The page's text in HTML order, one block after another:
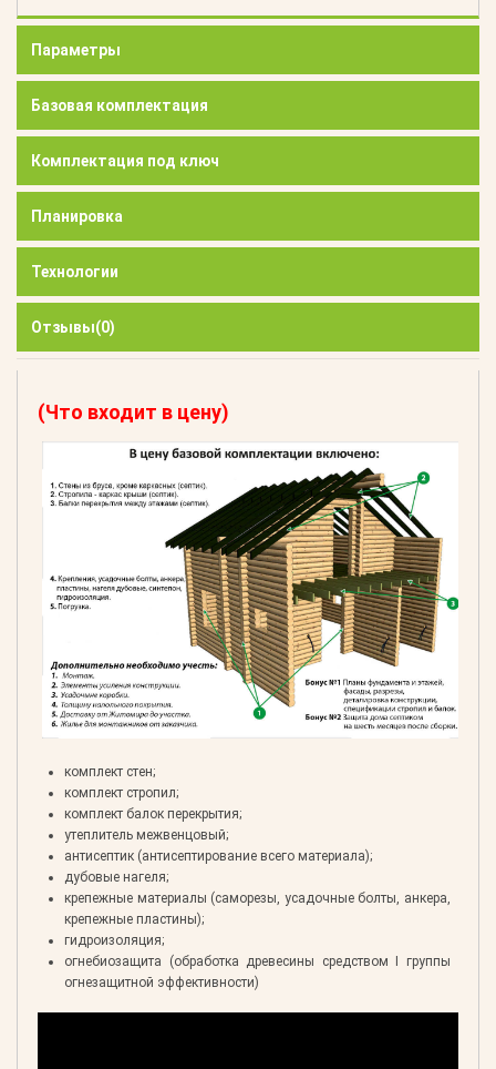
Параметры
Базовая комплектация
Комплектация под ключ
Планировка
Технологии
Отзывы(0)
(Что входит в цену)
комплект стен;
комплект стропил;
комплект балок перекрытия;
утеплитель межвенцовый;
антисептик (антисептирование всего материала);
дубовые нагеля;
крепежные материалы (саморезы, усадочные болты, анкера,
крепежные пластины);
гидроизоляция;
огнебиозащита (обработка древесины средством I группы
огнезащитной эффективности)